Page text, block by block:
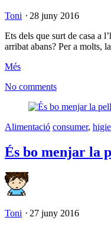
Toni ⋅ 28 juny 2016
Ets dels que surt de casa a
arribat abans? Per a molts,
Més
No comments
Alimentació consumer,
És bo menjar la
Toni ⋅ 27 juny 2016